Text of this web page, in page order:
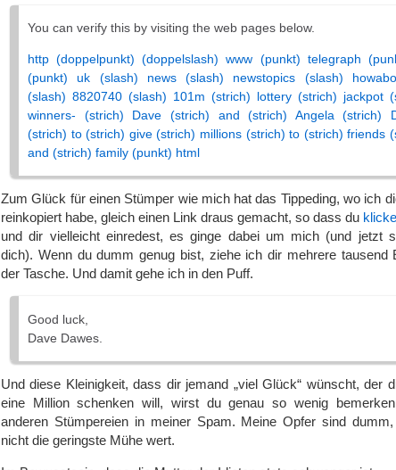
You can verify this by visiting the web pages below.
http (doppelpunkt) (doppelslash) www (punkt) telegraph
(punkt) uk (slash) news (slash) newstopics (slash)
(slash) 8820740 (slash) 101m (strich) lottery (strich) jackpot
winners- (strich) Dave (strich) and (strich) Angela (strich)
(strich) to (strich) give (strich) millions (strich) to (strich) friends
and (strich) family (punkt) html
Zum Glück für einen Stümper wie mich hat das Tippeding, wo ich
reinkopiert habe, gleich einen Link draus gemacht, so dass du
und dir vielleicht einredest, es ginge dabei um mich (und jetzt
dich). Wenn du dumm genug bist, ziehe ich dir mehrere tausend
der Tasche. Und damit gehe ich in den Puff.
Good luck,
Dave Dawes.
Und diese Kleinigkeit, dass dir jemand „viel Glück“ wünscht, der
eine Million schenken will, wirst du genau so wenig
anderen Stümpereien in meiner Spam. Meine Opfer sind
nicht die geringste Mühe wert.